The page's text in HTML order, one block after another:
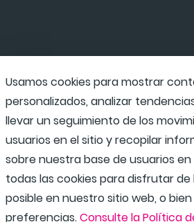
Udaraba
Programas escolares
Usamos cookies para mostrar
personalizados, analizar
llevar un seguimiento de los
usuarios en el sitio y recopilar
sobre nuestra base de usuarios
todas las cookies para disfrutar
posible en nuestro sitio web, o
preferencias.Consulte la Política